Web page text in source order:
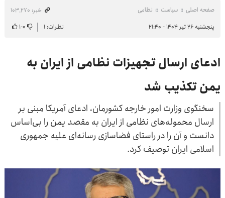
صفحه اصلی سیاست نظامی
خبر: ۱۰۳٬۲۷۰
پنجشنبه ۲۶ تیر ۱۴۰۴ - ۲۱:۴۰
نظرات: ۱ ۰-۱
ادعای ارسال تجهیزات نظامی از ایران به
یمن تکذیب شد
سخنگوی وزارت امور خارجه کشورمان، ادعای آمریکا مبنی بر
ارسال محموله‌های نظامی از ایران به مقصد یمن را بی‌اساس
دانست و آن را در راستای فضاسازی رسانه‌ای علیه جمهوری
اسلامی ایران توصیف کرد.